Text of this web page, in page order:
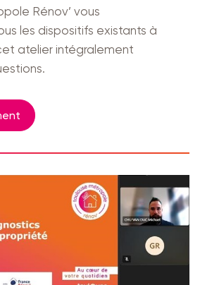
Rénov’ vous
les dispositifs existants à
atelier intégralement